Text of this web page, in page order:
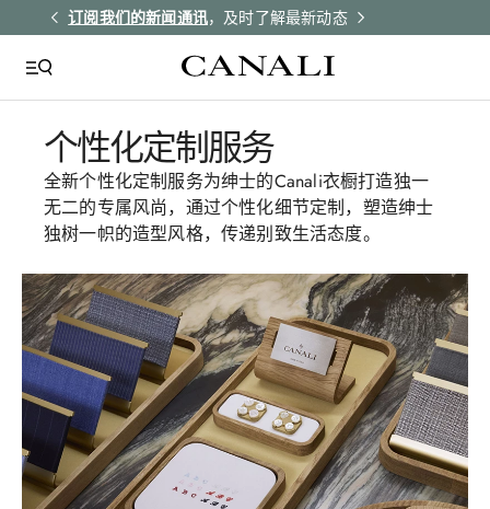
订阅我们的新闻通讯，及时了解最新动态
个性化定制服务
全新个性化定制服务为绅士的Canali衣橱打造独一
无二的专属风尚，通过个性化细节定制，塑造绅士
独树一帜的造型风格，传递别致生活态度。